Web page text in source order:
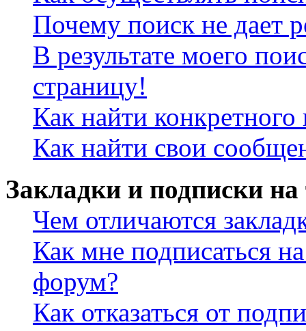
Почему поиск не дает
В результате моего
страницу!
Как найти конкретного
Как найти свои
Закладки и подписки
Чем отличаются
Как мне подписаться
форум?
Как отказаться от